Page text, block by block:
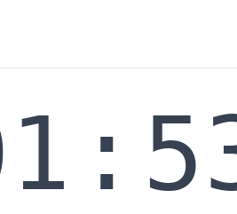
Klok met seconden
Klok met seconden - Een
: